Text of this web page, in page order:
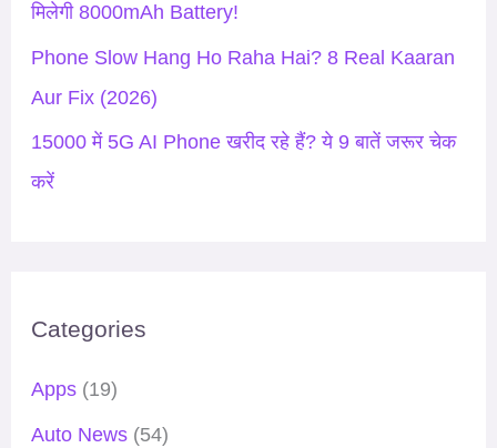
मिलेगी 8000mAh Battery!
Phone Slow Hang Ho Raha Hai? 8 Real Kaaran
Aur Fix (2026)
15000 में 5G AI Phone खरीद रहे हैं? ये 9 बातें जरूर चेक
करें
Categories
Apps(19)
Auto News(54)